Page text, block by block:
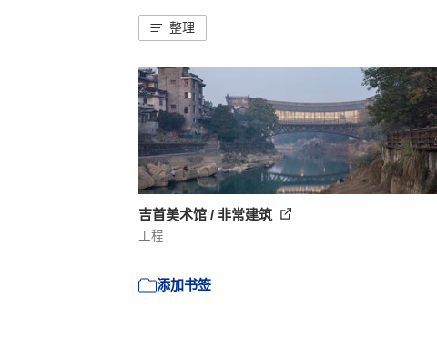
整理
吉首美术馆 / 非常建筑
工程
添加书签